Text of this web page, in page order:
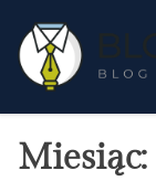
the
content
Miesiąc: